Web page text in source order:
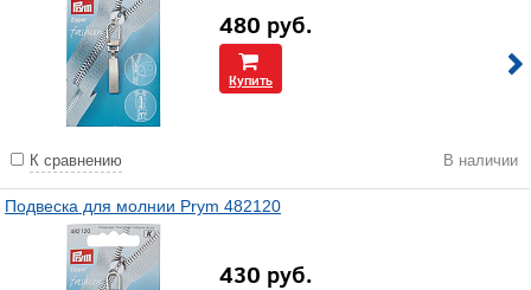
480 руб.
Купить
К сравнению В наличии
Подвеска для молнии Prym 482120
430 руб.